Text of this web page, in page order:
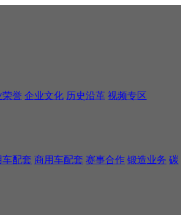
荣誉 企业文化 历史沿革 视频专区
车配套 商用车配套 赛事合作 锻造业务 碳